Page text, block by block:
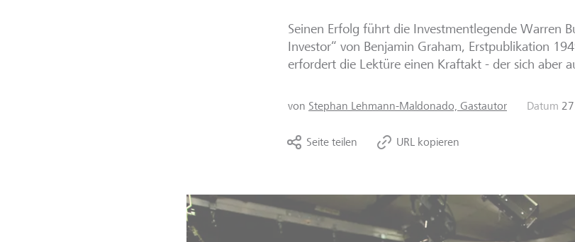
Seinen Erfolg führt die Investmentlegende Warren
Investor“ von Benjamin Graham, Erstpublikation
erfordert die Lektüre einen Kraftakt - der sich aber
von Stephan Lehmann-Maldonado, Gastautor Datum
Seite teilen URL kopieren